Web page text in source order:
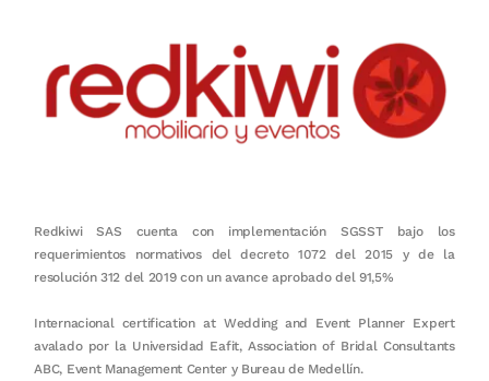
Redkiwi SAS cuenta con implementación SGSST bajo los
requerimientos normativos del decreto 1072 del 2015 y de la
resolución 312 del 2019 con un avance aprobado del 91,5%
Internacional certification at Wedding and Event Planner Expert
avalado por la Universidad Eafit, Association of Bridal Consultants
ABC, Event Management Center y Bureau de Medellín.